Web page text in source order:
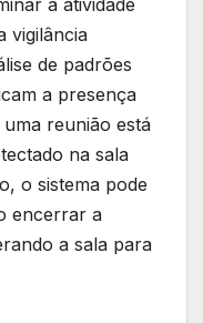
a atividade
vigilância
de padrões
a presença
reunião está
na sala
o sistema pode
encerrar a
a sala para